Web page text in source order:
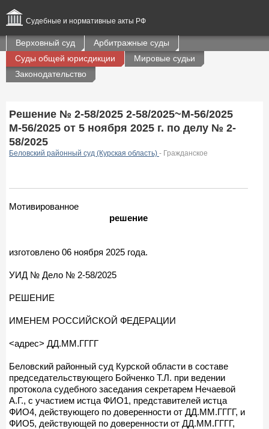
Судебные и нормативные акты РФ
Верховный суд
Арбитражные суды
Суды общей юрисдикции
Мировые судьи
Законодательство
Решение № 2-58/2025 2-58/2025~М-56/2025
М-56/2025 от 5 ноября 2025 г. по делу № 2-
58/2025
Беловский районный суд (Курская область) - Гражданское
Мотивированное
решение
изготовлено 06 ноября 2025 года.
УИД № Дело № 2-58/2025
РЕШЕНИЕ
ИМЕНЕМ РОССИЙСКОЙ ФЕДЕРАЦИИ
<адрес> ДД.ММ.ГГГГ
Беловский районный суд Курской области в составе
председательствующего Бойченко Т.Л. при ведении
протокола судебного заседания секретарем Нечаевой
А.Г., с участием истца ФИО1, представителей истца
ФИО4, действующего по доверенности от ДД.ММ.ГГГГ, и
ФИО5, действующей по доверенности от ДД.ММ.ГГГГ,